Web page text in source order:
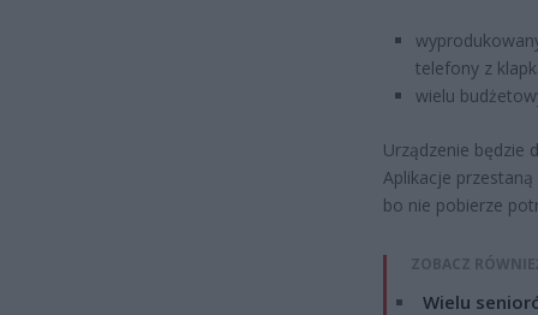
telefony z
wielu
Urządzenie będzie
Aplikacje
bo nie pobierze
ZOBACZ
Wielu